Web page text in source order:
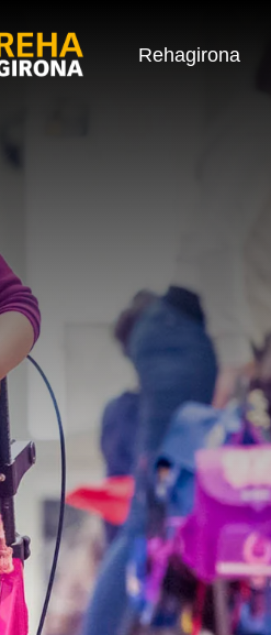
Rehagirona